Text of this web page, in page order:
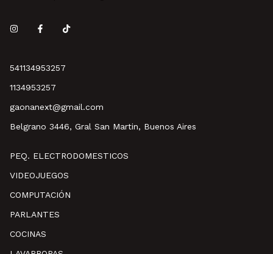
541134953257
1134953257
gaonanext@gmail.com
Belgrano 3446, Gral San Martin, Buenos Aires
PEQ. ELECTRODOMESTICOS
VIDEOJUEGOS
COMPUTACIÓN
PARLANTES
COCINAS